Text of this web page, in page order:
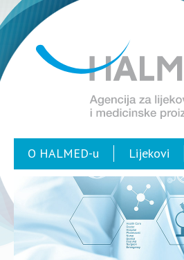
O HALMED-u Lijekovi